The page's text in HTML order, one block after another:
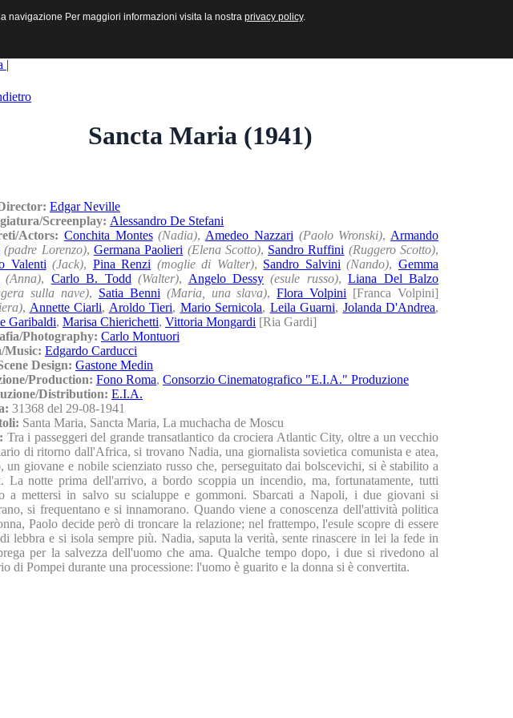
e Multimediali
|
Sancta Maria (1941)
Edgar Neville
Screenplay: Alessandro De Stefani
Actors: Conchita Montes (Nadia), Amedeo Nazzari (Paolo Wronski), Armando
(padre Lorenzo), Germana Paolieri (Elena Scotto), Sandro Ruffini (Ruggero Scotto),
Valenti (Jack), Pina Renzi (moglie di Walter), Sandro Salvini (Nando),Gemma
(Anna), Carlo B. Todd (Walter), Angelo Dessy (esule russo),Liana Del Balzo
sulla nave), Satia Benni (Maria, una slava),Flora Volpini [Franca Volpini]
, Annette Ciarli, Aroldo Tieri, Mario Sernicola, Leila Guarni, Jolanda D'Andrea,
Garibaldi, Marisa Chierichetti, Vittoria Mongardi [Ria Gardi]
Photography: Carlo Montuori
Music: Edgardo Carducci
Design: Gastone Medin
Production: Fono Roma, Consorzio Cinematografico "E.I.A." Produzione
Distribution: E.I.A.
31368 del 29-08-1941
Santa Maria, Sancta Maria, La muchacha de Moscu
Tra i passeggeri del grande transatlantico da crociera Atlantic City, oltre a un vecchio
di ritorno dall'Africa, si trovano Nadia, una giornalista sovietica comunista e atea,
un giovane e nobile scienziato russo che, perseguitato dai bolscevichi, si è stabilito a
La notte prima dell'arrivo, a bordo scoppia un incendio, ma, fortunatamente, tutti
a mettersi in salvo su scialuppe e gommoni. Sbarcati a Napoli, i due giovani si
si frequentano e si innamorano. Quando viene a conoscenza dell'attività politica
Paolo decide però di troncare la relazione; nel frattempo, l'esule scopre di essere
lebbra e si isola sempre più. Nadia, saputa la verità, sente rinascere in lei la fede in
per la salvezza dell'uomo che ama. Qualche tempo dopo, i due si rivedono al
di Pompei durante una processione: l'uomo è guarito e la donna si è convertita.
navigazione Per maggiori informazioni visita la nostra privacy policy.
navigazione Per maggiori informazioni visita la nostra privacy policy.